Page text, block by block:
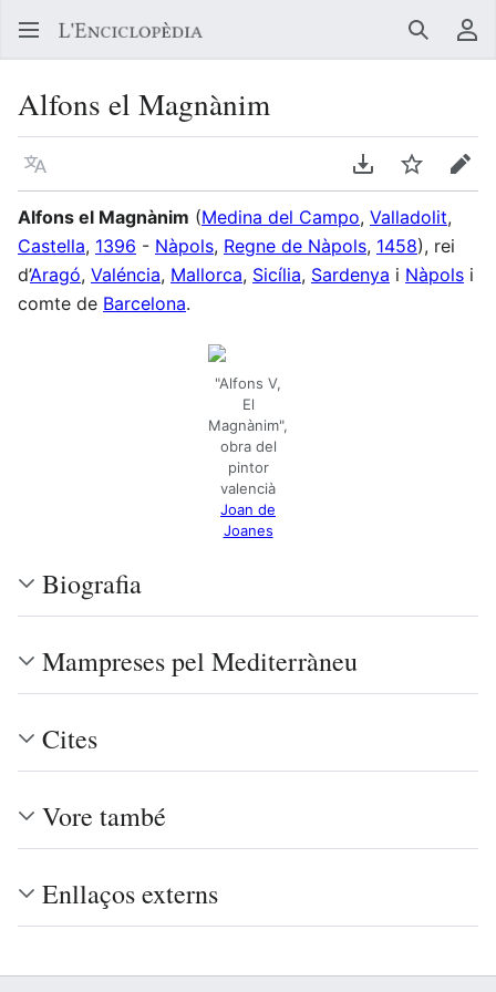
Buscar
Alfons el Magnànim
Llegir en un atre idioma Descarregar en
Vigilar
Alfons el Magnànim (Medina del Campo, Valladolit,
Castella, 1396 - Nàpols, Regne de Nàpols, 1458), rei
d’Aragó, Valéncia, Mallorca, Sicília, Sardenya i Nàpols i
comte de Barcelona.
"Alfons V,
El
Magnànim",
obra del
pintor
valencià
Joan de
Joanes
Biografia
Mampreses pel Mediterràneu
Cites
Vore també
Enllaços externs